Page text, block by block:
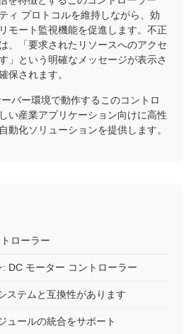
ィ プロトコルを維持しながら、効
モート監視機能を促進します。不正
、「要求されたリソースへのアクセ
」という明確なメッセージが表示さ
保されます。
バー環境で動作するこのコントロ
い産業アプリケーション向けに高性
動化ソリューションを提供します。
ローラー
DC モーター コントローラー
ステムと互換性があります
ュールの統合をサポート